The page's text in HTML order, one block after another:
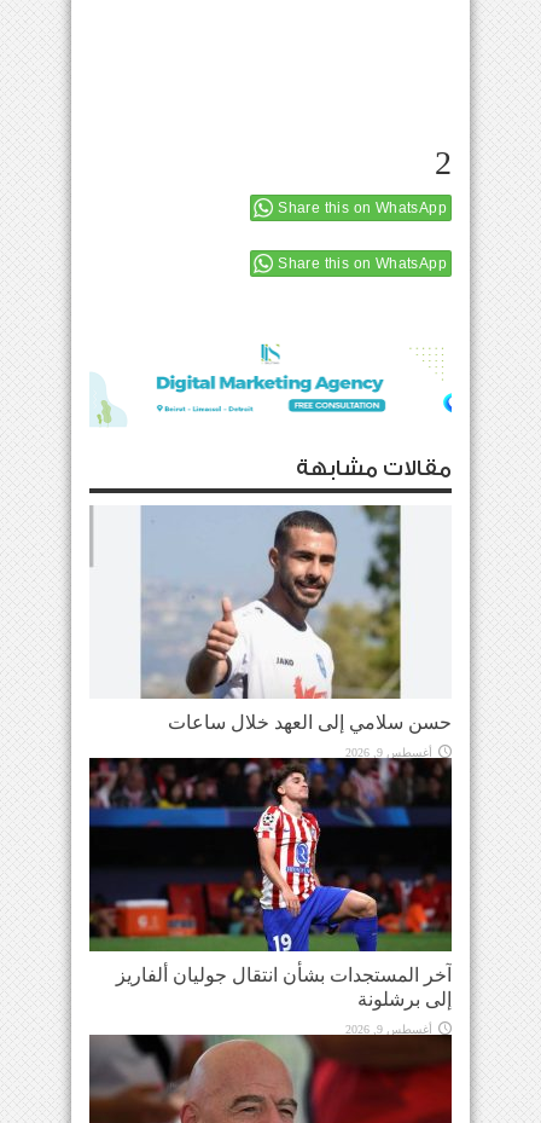
2
Share this on WhatsApp
Share this on WhatsApp
مقالات مشابهة
حسن سلامي إلى العهد خلال ساعات
أغسطس 9, 2026
آخر المستجدات بشأن انتقال جوليان ألفاريز
إلى برشلونة
أغسطس 9, 2026